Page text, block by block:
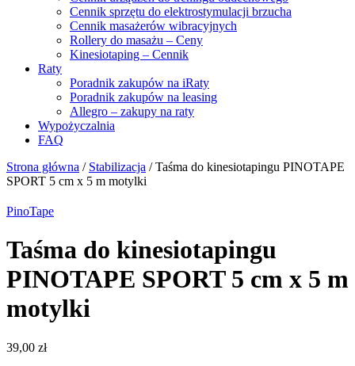
Cennik sprzętu do elektrostymulacji brzucha
Cennik masażerów wibracyjnych
Rollery do masażu – Ceny
Kinesiotaping – Cennik
Raty
Poradnik zakupów na iRaty
Poradnik zakupów na leasing
Allegro – zakupy na raty
Wypożyczalnia
FAQ
Strona główna / Stabilizacja / Taśma do kinesiotapingu PINOTAPE
SPORT 5 cm x 5 m motylki
PinoTape
Taśma do kinesiotapingu
PINOTAPE SPORT 5 cm x 5 m
motylki
39,00 zł